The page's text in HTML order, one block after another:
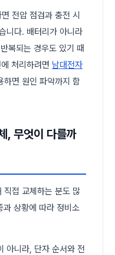
전압 점검과 충전 시
니다. 배터리가 아니라
복되는 경우도 있기 때
처리하려면 남대전자
하면 원인 파악까지 함
, 무엇이 다를까
직접 교체하는 분도 많
상황에 따라 정비소
아니라, 단자 순서와 전